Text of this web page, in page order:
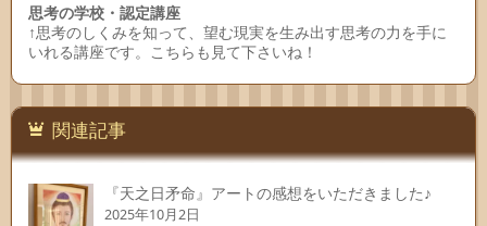
思考の学校・認定講座
↑思考のしくみを知って、望む現実を生み出す思考の力を手に
いれる講座です。こちらも見て下さいね！
関連記事
『天之日矛命』アートの感想をいただきました♪
2025年10月2日